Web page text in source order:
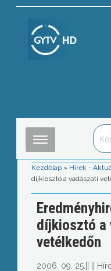
Kezdőlap » Hírek -
díjkiosztó a vadászati
díjkiosztó a
vetélkedőn
2006. 09. 25.